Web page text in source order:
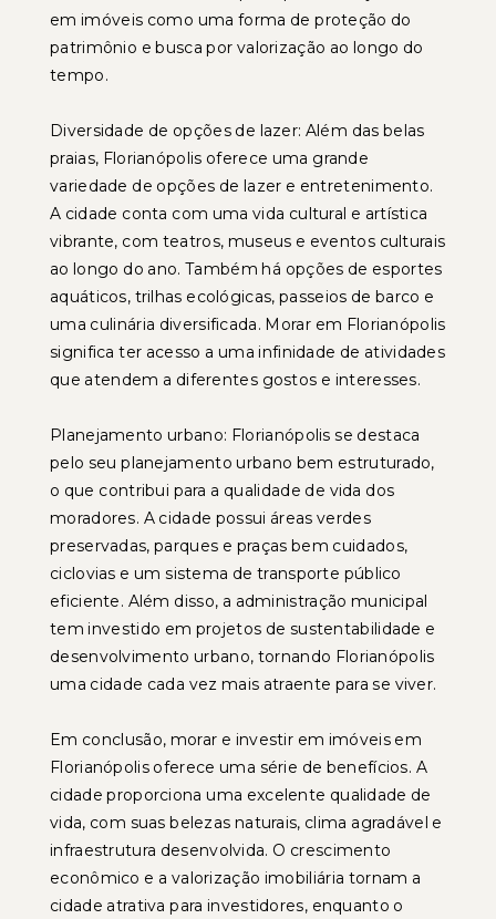
em imóveis como uma forma de proteção do
patrimônio e busca por valorização ao longo do
tempo.
Diversidade de opções de lazer: Além das belas
praias, Florianópolis oferece uma grande
variedade de opções de lazer e entretenimento.
A cidade conta com uma vida cultural e artística
vibrante, com teatros, museus e eventos culturais
ao longo do ano. Também há opções de esportes
aquáticos, trilhas ecológicas, passeios de barco e
uma culinária diversificada. Morar em Florianópolis
significa ter acesso a uma infinidade de atividades
que atendem a diferentes gostos e interesses.
Planejamento urbano: Florianópolis se destaca
pelo seu planejamento urbano bem estruturado,
o que contribui para a qualidade de vida dos
moradores. A cidade possui áreas verdes
preservadas, parques e praças bem cuidados,
ciclovias e um sistema de transporte público
eficiente. Além disso, a administração municipal
tem investido em projetos de sustentabilidade e
desenvolvimento urbano, tornando Florianópolis
uma cidade cada vez mais atraente para se viver.
Em conclusão, morar e investir em imóveis em
Florianópolis oferece uma série de benefícios. A
cidade proporciona uma excelente qualidade de
vida, com suas belezas naturais, clima agradável e
infraestrutura desenvolvida. O crescimento
econômico e a valorização imobiliária tornam a
cidade atrativa para investidores, enquanto o